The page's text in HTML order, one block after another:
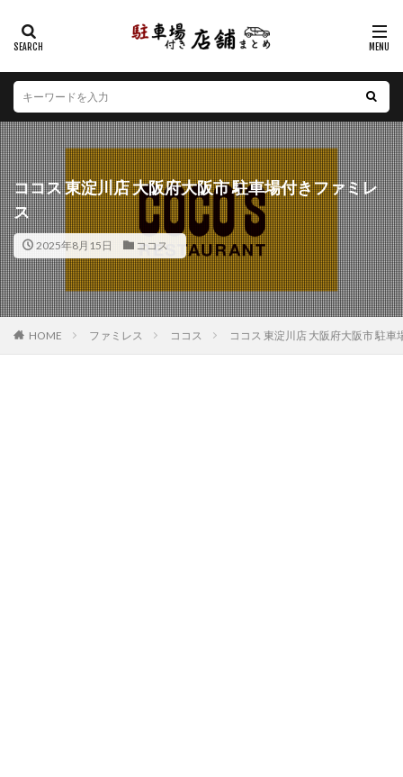
ココス 東淀川店 大阪府大阪市 駐車場付きファミレ
ス
2025年8月15日 ココス
HOME ファミレス ココス ココス 東淀川店 大阪府大阪市 駐車
カテゴリー
エリア
北海道 青森県 岩手県 宮城県
秋田県
山形県
福島県 茨城県 栃木県
群馬県
埼玉県
千葉県 東京都 神奈川県
新潟県
山梨県
長野県 富山県 石川県
福井県
岐阜県
静岡県 愛知県 三重県
滋賀県
京都府
大阪府 兵庫県 奈良県
和歌山県
鳥取県
島根県 岡山県 広島県
山口県
徳島県
香川県 愛媛県 高知県
福岡県
佐賀県
長崎県 熊本県 大分県
宮崎県